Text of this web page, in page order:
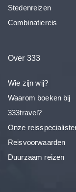
Stedenreizen
Combinatiereis
Over 333
Wie zijn wij?
Waarom boeken bij
333travel?
Onze
Reisvoorwaarden
Duurzaam reizen